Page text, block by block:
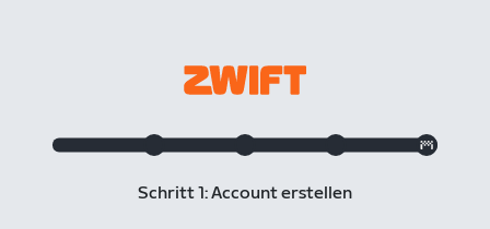
Schritt 1: Account erstellen